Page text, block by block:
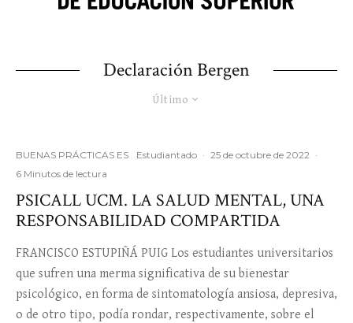
Declaración Bergen
Último
BUENAS PRÁCTICAS ES Estudiantado · 25 de octubre de 2022 ·
6 Minutos de lectura
PSICALL UCM. LA SALUD MENTAL, UNA
RESPONSABILIDAD COMPARTIDA
FRANCISCO ESTUPIÑÁ PUIG Los estudiantes universitarios
que sufren una merma significativa de su bienestar
psicológico, en forma de sintomatología ansiosa, depresiva,
o de otro tipo, podía rondar, respectivamente, sobre el